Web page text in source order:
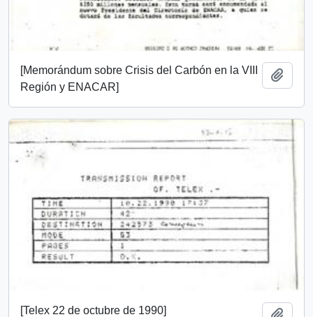
[Memorándum sobre Crisis del Carbón en la VIII
Región y ENACAR]
[Telex 22 de octubre de 1990]